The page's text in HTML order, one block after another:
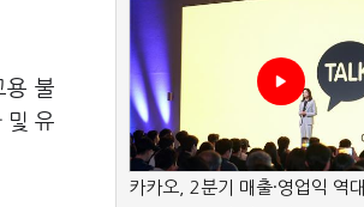
용 불
및 유
카카오, 2분기 매출·영업익 역